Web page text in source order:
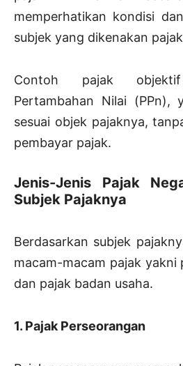
memperhatikan kondisi
subjek yang dikenakan
Contoh pajak
Pertambahan Nilai (PPn),
sesuai objek pajaknya,
pembayar pajak.
Jenis-Jenis Pajak
Subjek Pajaknya
Berdasarkan subjek
macam-macam pajak yakni
dan pajak badan usaha.
1. Pajak Perseorangan